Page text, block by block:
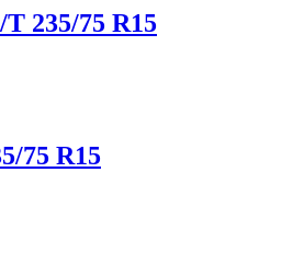
235/75 R15
75 R15